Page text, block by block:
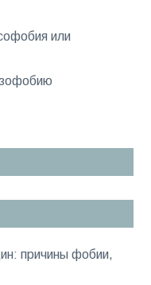
или
причины фобии,